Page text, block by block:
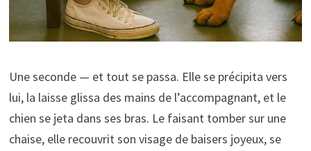
Une seconde — et tout se passa. Elle se précipita vers
lui, la laisse glissa des mains de l’accompagnant, et le
chien se jeta dans ses bras. Le faisant tomber sur une
chaise, elle recouvrit son visage de baisers joyeux, se